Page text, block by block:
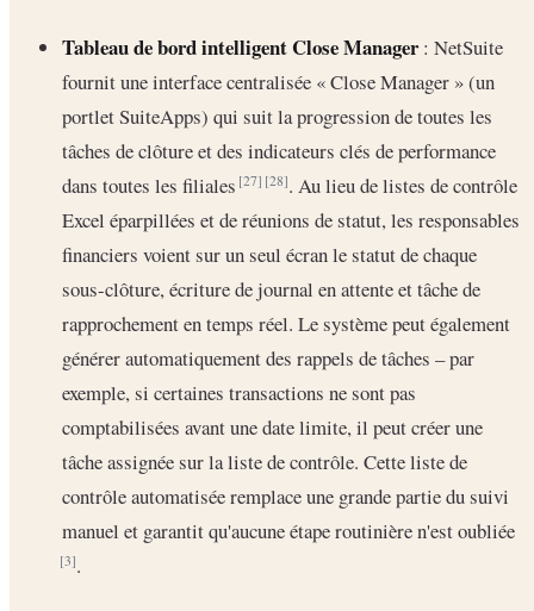
Tableau de bord intelligent Close Manager: NetSuite
fournit une interface centralisée « Close Manager » (un
portlet SuiteApps) qui suit la progression de toutes les
tâches de clôture et des indicateurs clés de performance
dans toutes les filiales[27] [28]. Au lieu de listes de contrôle
Excel éparpillées et de réunions de statut, les responsables
financiers voient sur un seul écran le statut de chaque
sous-clôture, écriture de journal en attente et tâche de
rapprochement en temps réel. Le système peut également
générer automatiquement des rappels de tâches – par
exemple, si certaines transactions ne sont pas
comptabilisées avant une date limite, il peut créer une
tâche assignée sur la liste de contrôle. Cette liste de
contrôle automatisée remplace une grande partie du suivi
manuel et garantit qu'aucune étape routinière n'est oubliée
[3].